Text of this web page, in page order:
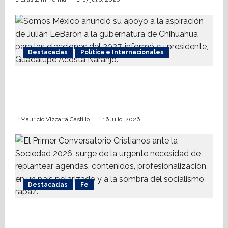
Destacadas Política e Internacionales
Mauricio Vizcarra Castillo 16 julio, 2026
Destacadas Fe